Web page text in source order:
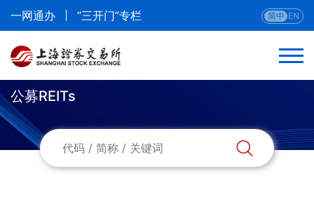
一网通办 “三开门”专栏 简中 EN
返回
规则总览
公募REITs